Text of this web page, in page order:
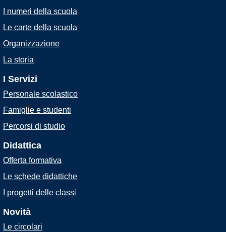
I numeri della scuola
Le carte della scuola
Organizzazione
La storia
I Servizi
Personale scolastico
Famiglie e studenti
Percorsi di studio
Didattica
Offerta formativa
Le schede didattiche
I progetti delle classi
Novità
Le circolari